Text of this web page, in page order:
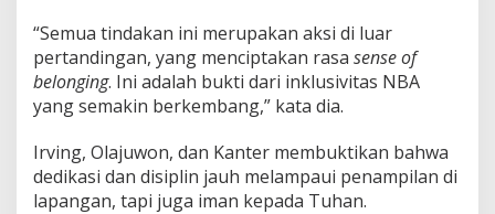
“Semua tindakan ini merupakan aksi di luar
pertandingan, yang menciptakan rasa sense of
belonging. Ini adalah bukti dari inklusivitas NBA
yang semakin berkembang,” kata dia.
Irving, Olajuwon, dan Kanter membuktikan bahwa
dedikasi dan disiplin jauh melampaui penampilan di
lapangan, tapi juga iman kepada Tuhan.